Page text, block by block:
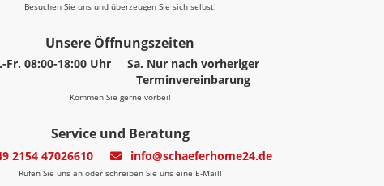
Besuchen Sie uns und überzeugen Sie sich selbst!
Unsere Öffnungszeiten
Fr. 08:00-18:00 Uhr
Sa. Nur nach vorheriger
Terminvereinbarung
Kommen Sie gerne vorbei!
Service und Beratung
2154 47026610 info@schaeferhome24.de
Rufen Sie uns an oder schreiben Sie uns eine E-Mail!